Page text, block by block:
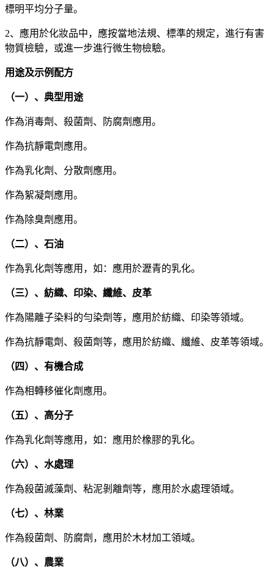
標明平均分子量。
2、應用於化妝品中，應按當地法規、標準的規定，進行有害
物質檢驗，或進一步進行微生物檢驗。
用途及示例配方
（一）、典型用途
作為消毒劑、殺菌劑、防腐劑應用。
作為抗靜電劑應用。
作為乳化劑、分散劑應用。
作為絮凝劑應用。
作為除臭劑應用。
（二）、石油
作為乳化劑等應用，如：應用於瀝青的乳化。
（三）、紡織、印染、纖維、皮革
作為陽離子染料的勻染劑等，應用於紡織、印染等領域。
作為抗靜電劑、殺菌劑等，應用於紡織、纖維、皮革等領域。
（四）、有機合成
作為相轉移催化劑應用。
（五）、高分子
作為乳化劑等應用，如：應用於橡膠的乳化。
（六）、水處理
作為殺菌滅藻劑、粘泥剝離劑等，應用於水處理領域。
（七）、林業
作為殺菌劑、防腐劑，應用於木材加工領域。
（八）、農業